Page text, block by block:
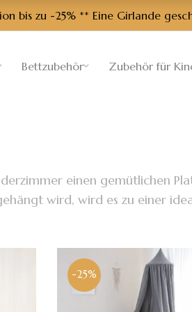
bis zu -25% ** Eine Girlande
Bettzubehör Zubehör für
einen gemütlichen
wird, wird es zu einer
-25%